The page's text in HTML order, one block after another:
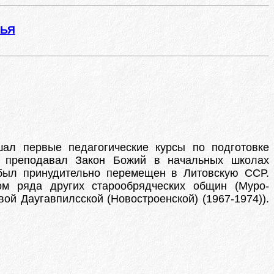
педагогические курсы по подготовке
преподавал Закон Божий в начальных школах
принудительно перемещен в Литовскую ССР.
ряда других старообрядческих общин (Муро-
Даугавпилсской (Новостроенской) (1967-1974)).